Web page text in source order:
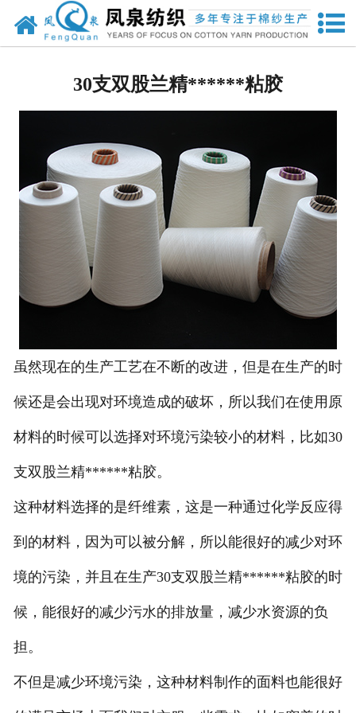
网站首页
其他纱线
其他针织面料
强捻纱
30支双股兰精******粘胶
虽然现在的生产工艺在不断的改进，但是在生产的时
候还是会出现对环境造成的破坏，所以我们在使用原
材料的时候可以选择对环境污染较小的材料，比如30
支双股兰精******粘胶。
这种材料选择的是纤维素，这是一种通过化学反应得
到的材料，因为可以被分解，所以能很好的减少对环
境的污染，并且在生产30支双股兰精******粘胶的时
候，能很好的减少污水的排放量，减少水资源的负
担。
不但是减少环境污染，这种材料制作的面料也能很好